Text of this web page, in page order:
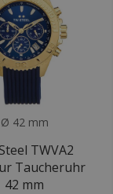
Ø 42 mm
TWVA2
Taucheruhr
42 mm